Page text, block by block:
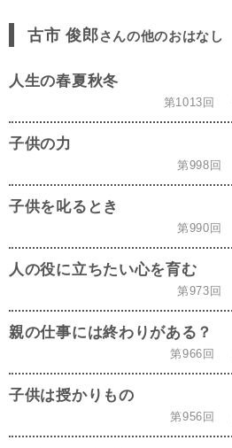
古市 俊郎さんの他のおはなし
人生の春夏秋冬
第1013回
子供の力
第998回
子供を叱るとき
第990回
人の役に立ちたい心を育む
第973回
親の仕事には終わりがある？
第966回
子供は授かりもの
第956回